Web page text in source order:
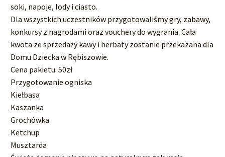
soki, napoje, lody i ciasto.
Dla wszystkich uczestników przygotowaliśmy gry, zabawy,
konkursy z nagrodami oraz vouchery do wygrania. Cała
kwota ze sprzedaży kawy i herbaty zostanie przekazana dla
Domu Dziecka w Rębiszowie.
Cena pakietu: 50zł
Przygotowanie ogniska
Kiełbasa
Kaszanka
Grochówka
Ketchup
Musztarda